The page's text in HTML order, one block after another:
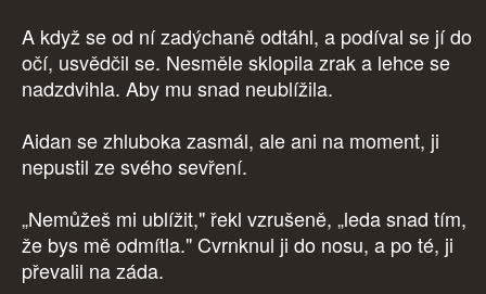
A když se od ní zadýchaně odtáhl, a podíval se jí do
očí, usvědčil se. Nesměle sklopila zrak a lehce se
nadzdvihla. Aby mu snad neublížila.
Aidan se zhluboka zasmál, ale ani na moment, ji
nepustil ze svého sevření.
„Nemůžeš mi ublížit," řekl vzrušeně, „leda snad tím,
že bys mě odmítla." Cvrnknul ji do nosu, a po té, ji
převalil na záda.